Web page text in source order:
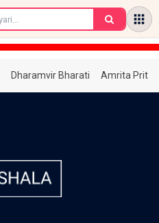
Dharamvir Bharati Amrita